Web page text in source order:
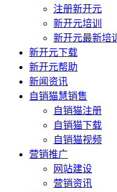
注册新开元
新开元培训
新开元最新培训
新开元下载
新开元帮助
新闻资讯
自销猫慧销售
自销猫注册
自销猫下载
自销猫视频
营销推广
网站建设
营销资讯